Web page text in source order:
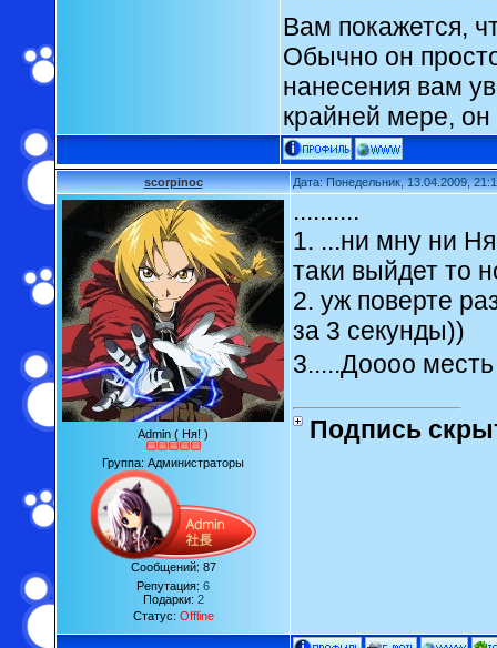
Вам покажется,
Обычно он
нанесения вам
крайней мере,
scorpinoc Дата: Понедельник, 13.04.2009,
Admin ( Ня! )
Группа: Администраторы
Сообщений: 87
Репутация: 6
Подарки: 2
Статус: Offline
..........
1. ...ни мну ни
таки выйдет то
2. уж поверте
за 3 секунды))
3.....Доооо
Подпись